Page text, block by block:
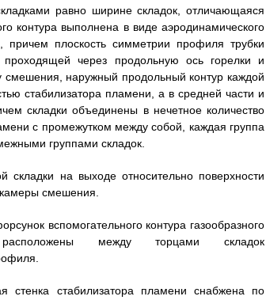
равно ширине складок, отличающаяся
контура выполнена в виде аэродинамического
плоскость симметрии профиля трубки
через продольную ось горелки и
смешения, наружный продольный контур каждой
стабилизатора пламени, а в средней части и
складки объединены в нечетное количество
с промежутком между собой, каждая группа
группами складок.
на выходе относительно поверхности
смешения.
вспомогательного контура газообразного
между торцами складок
стенка стабилизатора пламени снабжена по